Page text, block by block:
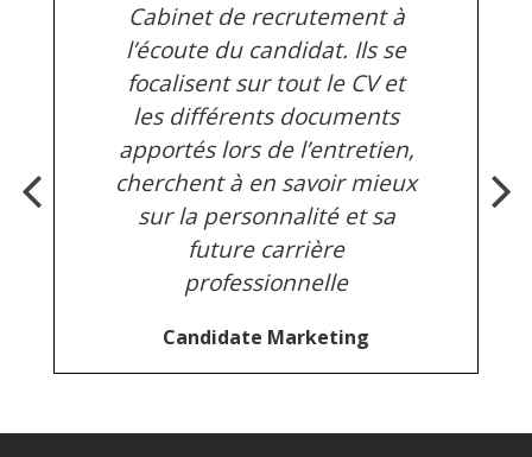
Cabinet de recrutement à
l’écoute du candidat. Ils se
focalisent sur tout le CV et
les différents documents
apportés lors de l’entretien,
cherchent à en savoir mieux
sur la personnalité et sa
future carrière
professionnelle
Candidate Marketing